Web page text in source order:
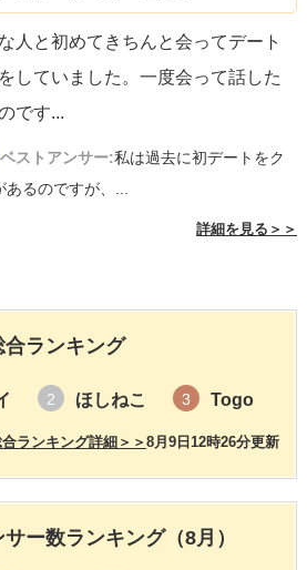
人と初めてきちんと会ってデート
していました。一度会って話した
です...
ベストアンサー:私は過去に初デートをク
あるのですが、...
詳細を見る＞＞
ランキング
2 ほしねこ 3 Togo
8月9日12時26分更新
ランキング詳細＞＞
ー数ランキング（8月）